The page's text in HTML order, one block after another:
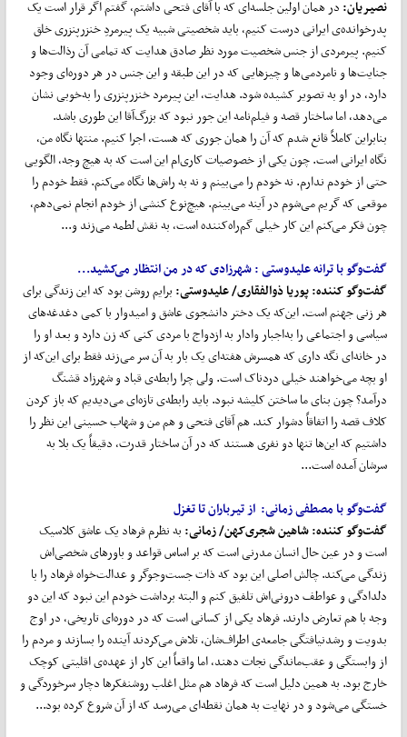
نصیریان:در همان اولین جلسه‌ای که با آقای فتحی داشتم، گفتم اگر قرار است یک
پدرخوانده‌ی ایرانی درست کنیم، باید شخصیتی شبیه یک پیرمردِ خنزرپنزری خلق
کنیم. پیرمردی از جنس شخصیت مورد نظر صادق هدایت که تمامی آن رذالت‌ها و
جنایت‌ها و نامردمی‌ها و چیزهایی که در این طبقه و این جنس در هر دوره‌ای وجود
دارد، در او به تصویر کشیده شود. هدایت، این پیرمرد خنزرپنزری را به‌خوبی نشان
می‌دهد، اما ساختار قصه و فیلم‌نامه این جور نبود که بزرگ‌آقا این طوری باشد.
بنابراین کاملاً قانع شدم که آن را همان جوری که هست، اجرا کنیم. منتها نگاه من،
نگاه ایرانی است. چون یکی از خصوصیات کاری‌ام این است که به هیچ وجه، الگویی
حتی از خودم ندارم. نه خودم را می‌بینم و نه به راش‌ها نگاه می‌کنم. فقط خودم را
موقعی که گریم می‌شوم در آینه می‌بینم. هیچ‌نوع کنشی از خودم انجام نمی‌دهم،
چون فکر می‌کنم این کار خیلی گم‌راه‌کننده است، به نقش لطمه می‌زند و...
گفتوگو با ترانه علیدوستی : شهرزادی که در من انتظار می‌کشید...
گفت‌و‌گو کننده:پوریا ذوالفقاری/ علیدوستی:برایم روشن بود که این زندگی برای
هر زنی جهنم است. این‌که یک دختر دانشجوی عاشق و امیدوار با کمی دغدغه‌های
سیاسی و اجتماعی را به‌اجبار وادار به ازدواج با مردی کنی که زن دارد و بعد او را
در خانه‌ای نگه داری که همسرش هفته‌‌ای یک بار به آن سر می‌زند فقط برای این‌که از
او بچه می‌خواهند خیلی دردناک است. ولی چرا رابطه‌ی قباد و شهرزاد قشنگ
درآمد؟ چون بنای ما ساختن کلیشه نبود. باید رابطه‌ی تازه‌ای می‌دیدیم که باز کردن
کلاف قصه را اتفاقاً دشوار کند. هم آقای فتحی و هم من و شهاب حسینی این نظر را
داشتیم که این‌ها تنها دو نفری هستند که در آن ساختار قدرت، دقیقاً یک بلا به
سرشان آمده است...
گفتوگو با مصطفی زمانی: از تیرباران تا تغزل
گفت‌و‌گو کننده:شاهین شجری‌کهن/ زمانی:به نظرم فرهاد یک عاشق کلاسیک
است و در عین حال انسان مدرنی است که بر اساس قواعد و باورهای شخصی‌اش
زندگی می‌کند. چالش اصلی این بود که ذات جست‌وجوگر و عدالت‌خواه فرهاد را با
دلدادگی و عواطف درونی‌اش تلفیق کنم و البته برداشت خودم این نبود که این دو
وجه با هم تعارض دارند. فرهاد یکی از کسانی است که در دوره‌ای تاریخی، در اوج
بدویت و رشدنیافتگی جامعه‌ی اطراف‌شان، تلاش می‌کردند آینده را بسازند و مردم را
از وابستگی و عقب‌ماندگی نجات دهند، اما واقعاً این کار از عهده‌ی اقلیتی کوچک
خارج بود. به همین دلیل است که فرهاد هم مثل اغلب روشنفکرها دچار سرخوردگی و
خستگی می‌شود و در نهایت به همان نقطه‌ای می‌رسد که از آن شروع کرده بود...